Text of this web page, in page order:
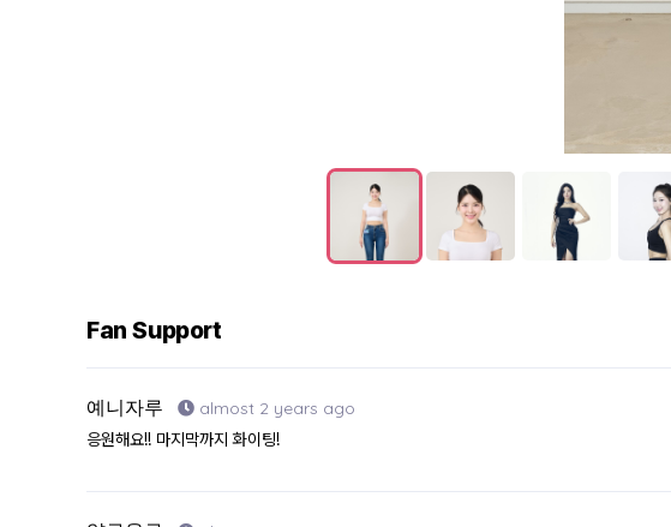
Fan Support
예니자루 almost 2 years ago
응원해요!! 마지막까지 화이팅!